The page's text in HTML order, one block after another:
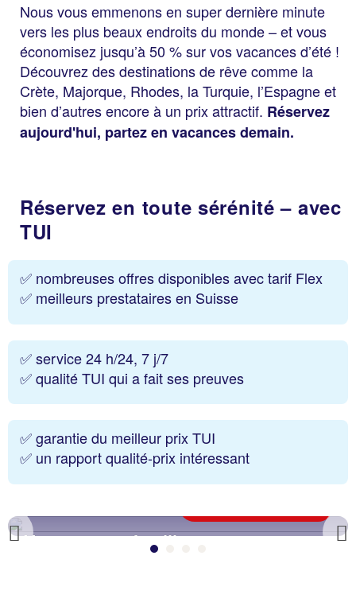
Nous vous emmenons en super dernière minute
vers les plus beaux endroits du monde – et vous
économisez jusqu’à 50 % sur vos vacances d’été !
Découvrez des destinations de rêve comme la
Crète, Majorque, Rhodes, la Turquie, l’Espagne et
bien d’autres encore à un prix attractif. Réservez
aujourd'hui, partez en vacances demain.
Réservez en toute sérénité – avec
TUI
✅ nombreuses offres disponibles avec tarif Flex
✅ meilleurs prestataires en Suisse
✅ service 24 h/24, 7 j/7
✅ qualité TUI qui a fait ses preuves
✅ garantie du meilleur prix TUI
✅ un rapport qualité-prix intéressant
Previous
Vacances en famille